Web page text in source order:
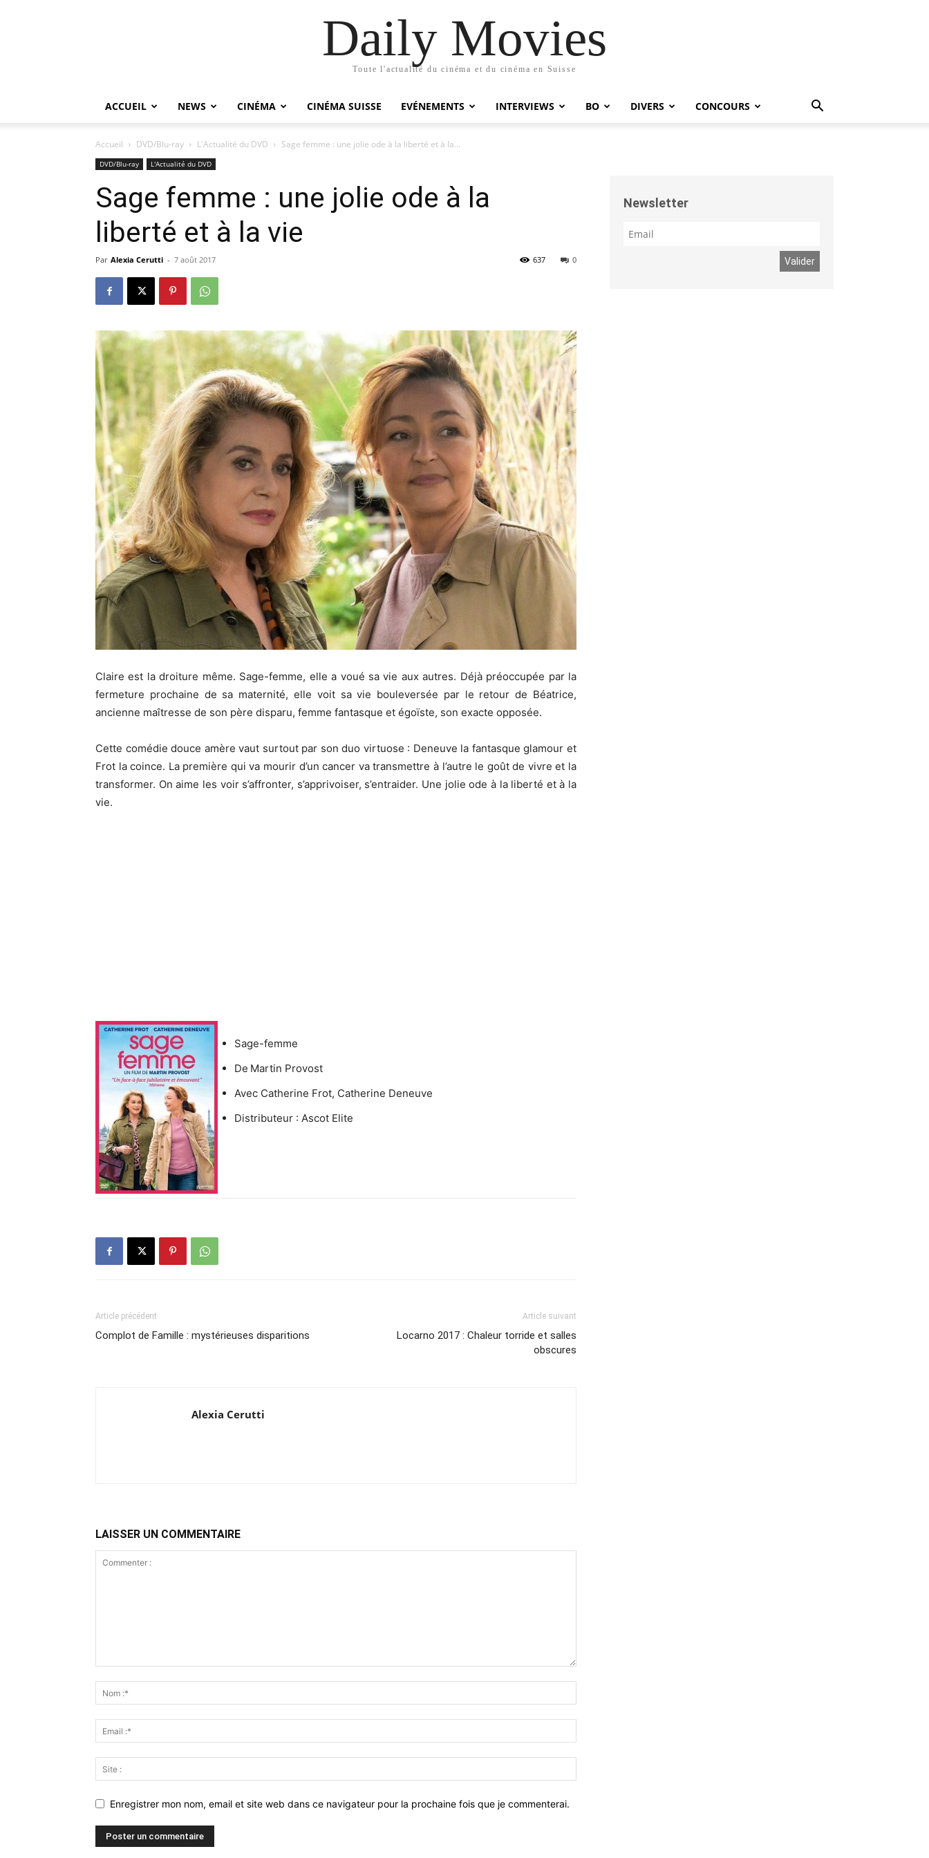
Daily Movies
Toute l'actualité du cinéma et du cinéma en Suisse
ACCUEIL NEWS CINÉMA CINÉMA SUISSE EVÉNEMENTS INTERVIEWS BO DIVERS CONCOURS
Accueil DVD/Blu-ray L'Actualité du DVD Sage femme : une jolie ode à la liberté et à la...
DVD/Blu-ray L'Actualité du DVD
Sage femme : une jolie ode à la
liberté et à la vie
Par Alexia Cerutti - 7 août 2017 0
637
Claire est la droiture même. Sage-femme, elle a voué sa vie aux autres. Déjà préoccupée par la
fermeture prochaine de sa maternité, elle voit sa vie bouleversée par le retour de Béatrice,
ancienne maîtresse de son père disparu, femme fantasque et égoïste, son exacte opposée.
Cette comédie douce amère vaut surtout par son duo virtuose : Deneuve la fantasque glamour et
Frot la coince. La première qui va mourir d’un cancer va transmettre à l’autre le goût de vivre et la
transformer. On aime les voir s’affronter, s’apprivoiser, s’entraider. Une jolie ode à la liberté et à la
vie.
Sage-femme
De Martin Provost
Avec Catherine Frot, Catherine Deneuve
Distributeur : Ascot Elite
Article précédent
Complot de Famille : mystérieuses disparitions
Article suivant
Locarno 2017 : Chaleur torride et salles
obscures
Alexia Cerutti
LAISSER UN COMMENTAIRE
Enregistrer mon nom, email et site web dans ce navigateur pour la prochaine fois que je commenterai.
Newsletter